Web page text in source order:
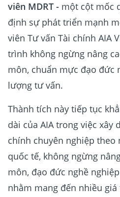
viên MDRT - một cột mốc
định sự phát triển mạnh
viên Tư vấn Tài chính AIA
trình không ngừng nâng
môn, chuẩn mực đạo đức
lượng tư vấn.
Thành tích này tiếp tục
dài của AIA trong việc xây
chính chuyên nghiệp theo
quốc tế, không ngừng
môn, đạo đức nghề
nhằm mang đến nhiều